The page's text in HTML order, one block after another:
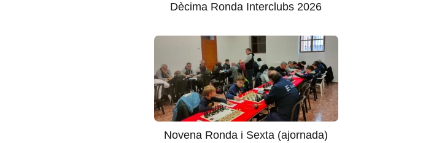
Dècima Ronda Interclubs 2026
Novena Ronda i Sexta (ajornada)